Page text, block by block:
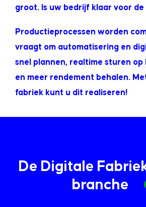
groot. Is uw bedrijf klaar voor de
Productieprocessen worden
vraagt om automatisering en
snel plannen, realtime sturen op
en meer rendement behalen.
fabriek kunt u dit realiseren!
De Digitale
branche